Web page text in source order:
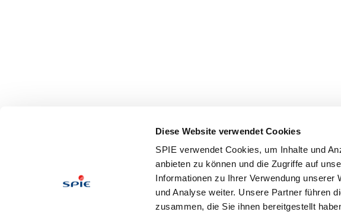
Diese Website verwendet Cookies
SPIE verwendet Cookies, um Inhalte und
anbieten zu können und die Zugriffe auf
Informationen zu Ihrer Verwendung
und Analyse weiter. Unsere Partner führen
zusammen, die Sie ihnen bereitgestellt